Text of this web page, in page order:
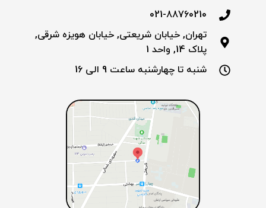
021-88760210
تهران, خیابان شریعتی, خیابان هویزه شرقی,
پلاک 14, واحد 1
شنبه تا چهارشنبه ساعت 9 الی 16